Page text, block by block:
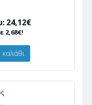
24,12€
2,68€!